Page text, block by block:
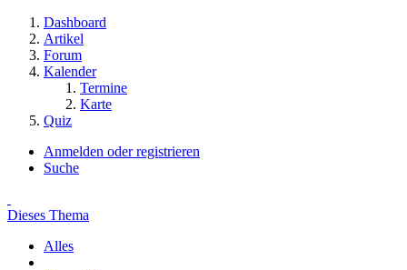
Dashboard
Artikel
Forum
Kalender
Termine
Karte
Quiz
Anmelden oder registrieren
Suche
Dieses Thema
Alles